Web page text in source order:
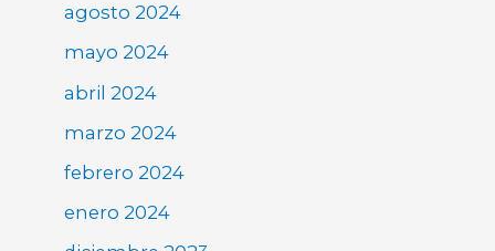
agosto 2024
mayo 2024
abril 2024
marzo 2024
febrero 2024
enero 2024